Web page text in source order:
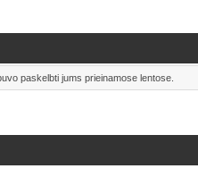
paskelbti jums prieinamose lentose.